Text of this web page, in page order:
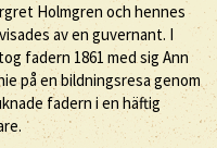
Holmgren och hennes
av en guvernant. I
fadern 1861 med sig Ann
på en bildningsresa genom
fadern i en häftig